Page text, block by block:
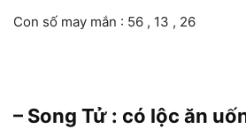
Con số may mắn : 56 , 13 , 26
– Song Tử : có lộc ăn